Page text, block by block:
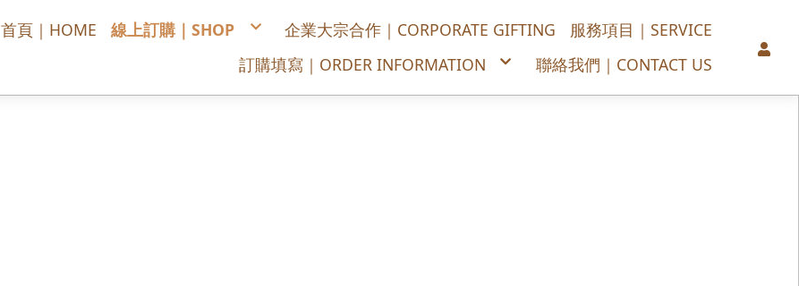
首頁｜HOME 線上訂購｜SHOP
公司居家擺設蘭花
企業大宗合作｜CORPORATE GIFTING
服務項目｜SERVICE
訂購填寫｜ORDER INFORMATION
聯絡我們｜CONTACT US